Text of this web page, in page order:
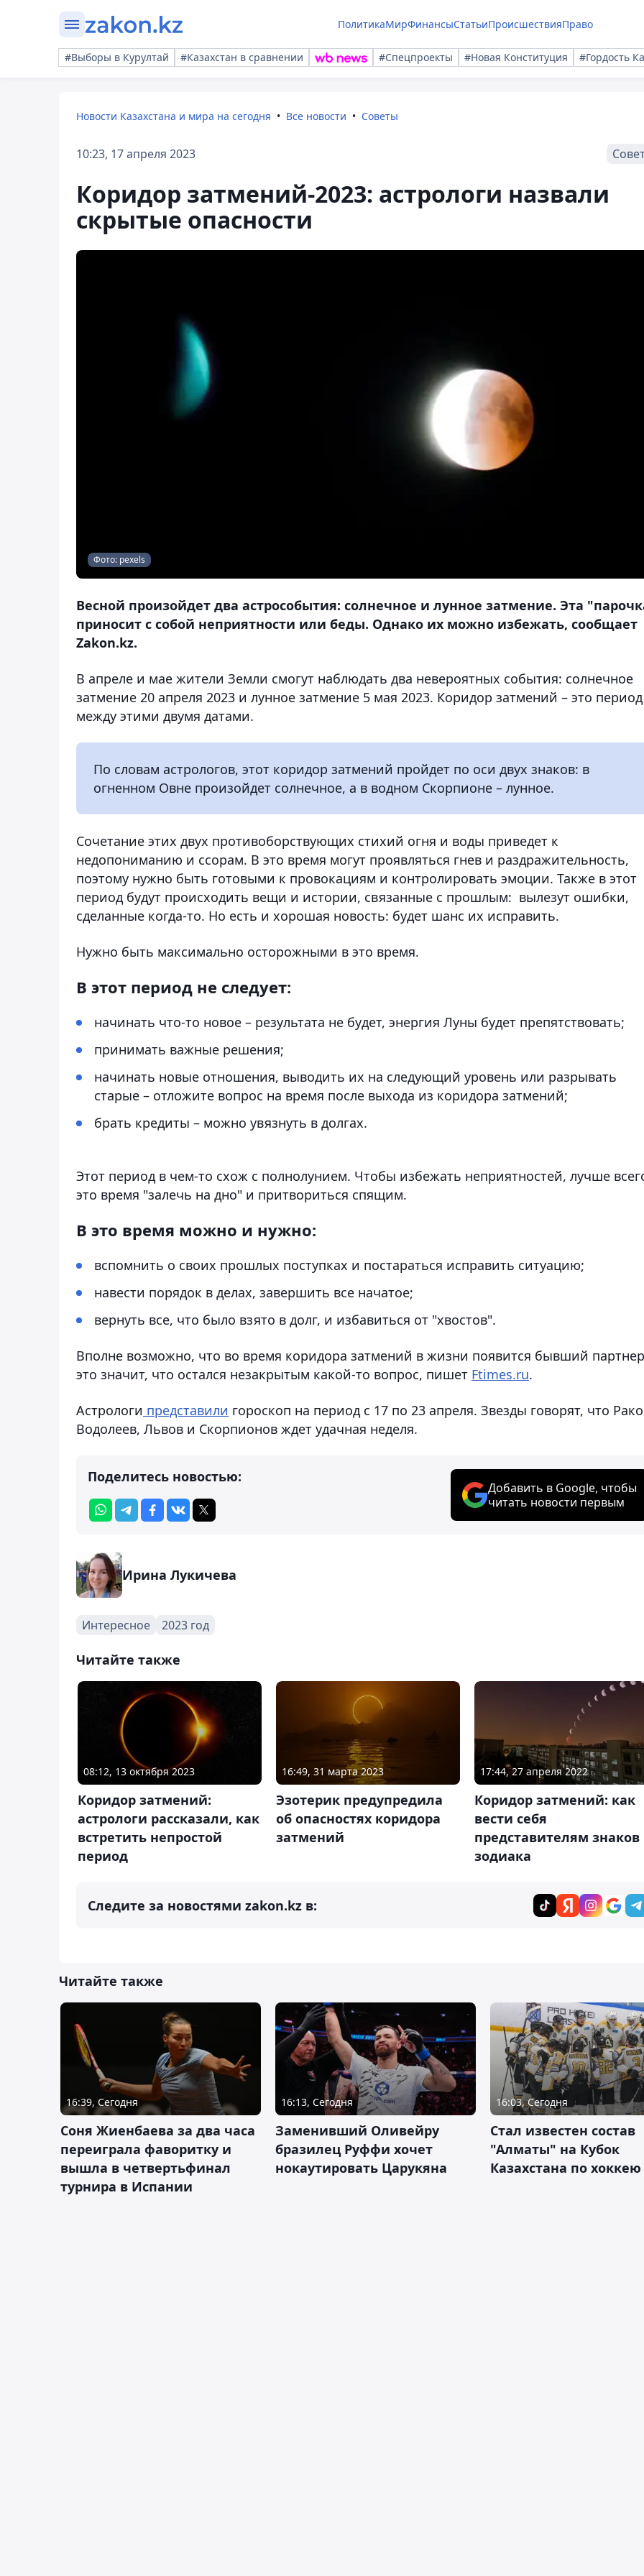
ПолитикаМирФинансыСтатьиПроисшествияПраво
#Выборы в Курултай #Казахстан в сравнении #Спецпроекты #Новая Конституция #Гордость
Новости Казахстана и мира на сегодня Все новости Советы
10:23, 17 апреля 2023
Коридор затмений-2023: астрологи назвали
скрытые опасности
Фото: pexels
Весной произойдет два астрособытия: солнечное и лунное затмение. Эта
приносит с собой неприятности или беды. Однако их можно избежать, сообщает
Zakon.kz.
В апреле и мае жители Земли смогут наблюдать два невероятных события: солнечное
затмение 20 апреля 2023 и лунное затмение 5 мая 2023. Коридор затмений – это период
между этими двумя датами.
По словам астрологов, этот коридор затмений пройдет по оси двух знаков: в
огненном Овне произойдет солнечное, а в водном Скорпионе – лунное.
Сочетание этих двух противоборствующих стихий огня и воды приведет к
недопониманию и ссорам. В это время могут проявляться гнев и раздражительность,
поэтому нужно быть готовыми к провокациям и контролировать эмоции. Также в этот
период будут происходить вещи и истории, связанные с прошлым: вылезут ошибки,
сделанные когда-то. Но есть и хорошая новость: будет шанс их исправить.
Нужно быть максимально осторожными в это время.
В этот период не следует:
начинать что-то новое – результата не будет, энергия Луны будет препятствовать;
принимать важные решения;
начинать новые отношения, выводить их на следующий уровень или разрывать
старые – отложите вопрос на время после выхода из коридора затмений;
брать кредиты – можно увязнуть в долгах.
Этот период в чем-то схож с полнолунием. Чтобы избежать неприятностей, лучше
это время "залечь на дно" и притвориться спящим.
В это время можно и нужно:
вспомнить о своих прошлых поступках и постараться исправить ситуацию;
навести порядок в делах, завершить все начатое;
вернуть все, что было взято в долг, и избавиться от "хвостов".
Вполне возможно, что во время коридора затмений в жизни появится бывший
это значит, что остался незакрытым какой-то вопрос, пишет Ftimes.ru.
Астрологи представили гороскоп на период с 17 по 23 апреля. Звезды говорят, что
Водолеев, Львов и Скорпионов ждет удачная неделя.
Поделитесь новостью:
Добавить в Google, чтобы
читать новости первым
Ирина Лукичева
Интересное 2023 год
Читайте также
08:12, 13 октября 2023
Коридор затмений:
астрологи рассказали, как
встретить непростой
период
16:49, 31 марта 2023
Эзотерик предупредила
об опасностях коридора
затмений
17:44, 27 апреля 2022
Коридор затмений: как
вести себя
представителям знаков
зодиака
Следите за новостями zakon.kz в:
Читайте также
16:39, Сегодня
Соня Жиенбаева за два часа
переиграла фаворитку и
вышла в четвертьфинал
турнира в Испании
16:13, Сегодня
Заменивший Оливейру
бразилец Руффи хочет
нокаутировать Царукяна
16:03, Сегодня
Стал известен состав
"Алматы" на Кубок
Казахстана по хоккею